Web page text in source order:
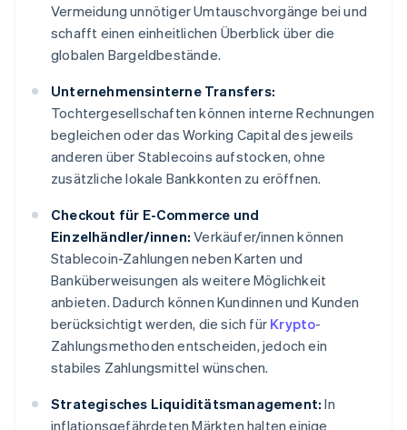
Vermeidung unnötiger Umtauschvorgänge bei und
schafft einen einheitlichen Überblick über die
globalen Bargeldbestände.
Unternehmensinterne Transfers:
Tochtergesellschaften können interne Rechnungen
begleichen oder das Working Capital des jeweils
anderen über Stablecoins aufstocken, ohne
zusätzliche lokale Bankkonten zu eröffnen.
Checkout für E-Commerce und
Einzelhändler/innen: Verkäufer/innen können
Stablecoin-Zahlungen neben Karten und
Banküberweisungen als weitere Möglichkeit
anbieten. Dadurch können Kundinnen und Kunden
berücksichtigt werden, die sich für Krypto-
Zahlungsmethoden entscheiden, jedoch ein
stabiles Zahlungsmittel wünschen.
Strategisches Liquiditätsmanagement: In
inflationsgefährdeten Märkten halten einige